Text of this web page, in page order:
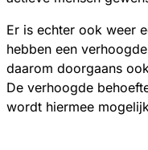
Er is echter ook weer
hebben een
daarom doorgaans
De verhoogde
wordt hiermee